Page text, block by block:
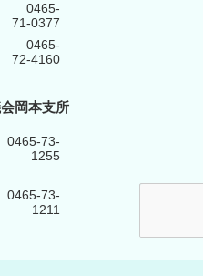
0465-
71-0377
0465-
72-4160
会岡本支所
0465-73-
1255
0465-73-
1211